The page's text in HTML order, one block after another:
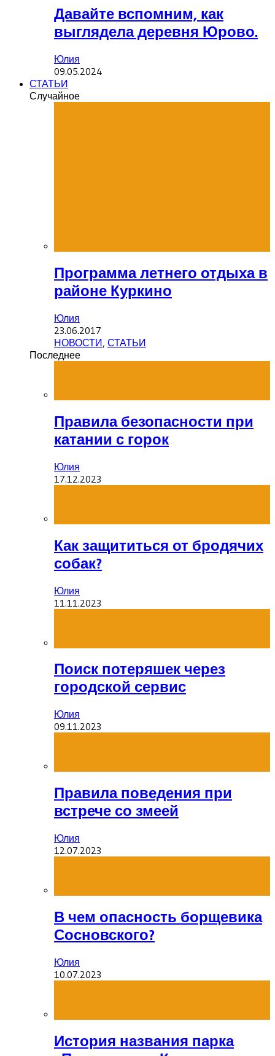
Давайте вспомним, как
выглядела деревня Юрово.
Юлия
09.05.2024
СТАТЬИ
Случайное
Программа летнего отдыха в
районе Куркино
Юлия
23.06.2017
НОВОСТИ, СТАТЬИ
Последнее
Правила безопасности при
катании с горок
Юлия
17.12.2023
Как защититься от бродячих
собак?
Юлия
11.11.2023
Поиск потеряшек через
городской сервис
Юлия
09.11.2023
Правила поведения при
встрече со змеей
Юлия
12.07.2023
В чем опасность борщевика
Сосновского?
Юлия
10.07.2023
История названия парка